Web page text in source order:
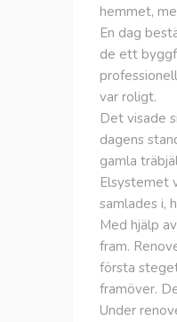
hemmet,
En dag
de ett
var roligt.
Det visade
dagens
gamla
Elsystemet
samlades i,
Med hjälp
fram.
första
framöver.
Under